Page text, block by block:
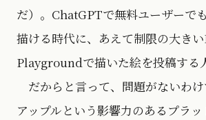
だ）。ChatGPTで無料ユーザーで
描ける時代に、あえて制限の大き
Playgroundで描いた絵を投稿する
だからと言って、問題がないわ
アップルという影響力のあるプラッ